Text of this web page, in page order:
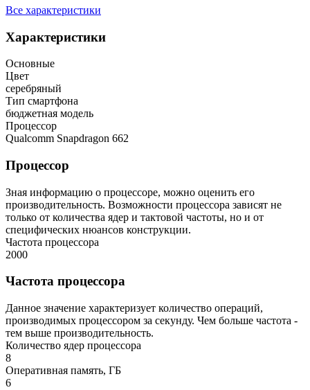
Все характеристики
Характеристики
Основные
Цвет
серебряный
Тип смартфона
бюджетная модель
Процессор
Qualcomm Snapdragon 662
Процессор
Зная информацию о процессоре, можно оценить его
производительность. Возможности процессора зависят не
только от количества ядер и тактовой частоты, но и от
специфических нюансов конструкции.
Частота процессора
2000
Частота процессора
Данное значение характеризует количество операций,
производимых процессором за секунду. Чем больше частота -
тем выше производительность.
Количество ядер процессора
8
Оперативная память, ГБ
6